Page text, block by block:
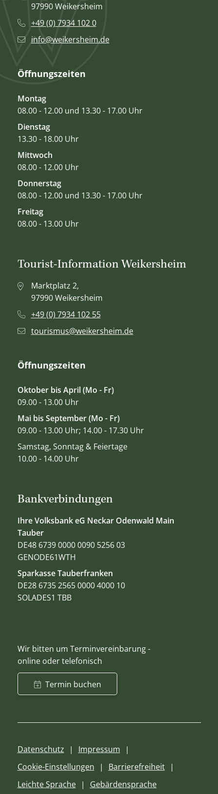
97990 Weikersheim
+49 (0) 7934 102 0
info@weikersheim.de
Öffnungszeiten
Montag
08.00 - 12.00 und 13.30 - 17.00 Uhr
Dienstag
13.30 - 18.00 Uhr
Mittwoch
08.00 - 12.00 Uhr
Donnerstag
08.00 - 12.00 und 13.30 - 17.00 Uhr
Freitag
08.00 - 13.00 Uhr
Bankverbindungen
Ihre Volksbank eG Neckar Odenwald Main
Tauber
DE48 6739 0000 0090 5256 03
GENODE61WTH
Sparkasse Tauberfranken
DE28 6735 2565 0000 4000 10
SOLADES1 TBB
Wir bitten um Terminvereinbarung -
online oder telefonisch
Termin buchen
Tourist-Information Weikersheim
Marktplatz 2,
97990 Weikersheim
+49 (0) 7934 102 55
tourismus@weikersheim.de
Öffnungszeiten
Oktober bis April (Mo - Fr)
09.00 - 13.00 Uhr
Mai bis September (Mo - Fr)
09.00 - 13.00 Uhr; 14.00 - 17.30 Uhr
Samstag, Sonntag & Feiertage
10.00 - 14.00 Uhr
Datenschutz
Impressum
Cookie-Einstellungen
Barrierefreiheit
Leichte Sprache
Gebärdensprache